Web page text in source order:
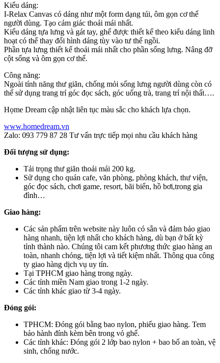
Kiểu dáng:
I-Relax Canvas có dáng như một form dạng túi, ôm gọn cơ thể
người dùng. Tạo cảm giác thoải mái nhất.
Kiểu dáng tựa lưng và gát tay, ghế được thiết kế theo kiểu dáng linh
hoạt có thể thay đổi hình dáng tùy vào tư thế ngồi.
Phần tựa lưng thiết kế thoải mái nhất cho phần sống lưng. Nâng đỡ
cột sống và ôm gọn cơ thể.
Công năng:
Ngoài tính năng thư giãn, chống mỏi sống lưng người dùng còn có
thể sử dụng trang trí góc đọc sách, góc uống trà, trang trí nội thất….
Họme Dream cập nhật liên tục màu sắc cho khách lựa chọn.
www.homedream.vn
Zalo: 093 779 87 28 Tư vấn trực tiếp mọi nhu cầu khách hàng
Đối tượng sử dụng:
Tải trọng thư giãn thoải mái 200 kg.
Sử dụng cho quán cafe, văn phòng, phòng khách, thư viện,
góc đọc sách, chơi game, resort, bãi biển, hồ bơi,trong gia
đình…
Giao hàng:
Các sản phẩm trên website này luôn có sẵn và đảm bảo giao
hàng nhanh, tiện lợi nhất cho khách hàng, dù bạn ở bất kỳ
tỉnh thành nào. Chúng tôi cam kết phương thức giao hàng an
toàn, nhanh chóng, tiện lợi và tiết kiệm nhất. Thông qua công
ty giao hàng dịch vụ uy tín.
Tại TPHCM giao hàng trong ngày.
Các tỉnh miền Nam giao trong 1-2 ngày.
Các tỉnh khác giao từ 3-4 ngày.
Đóng gói:
TPHCM: Đóng gói bằng bao nylon, phiếu giao hàng. Tem
bảo hành đính kèm bên trong vỏ ghế.
Các tỉnh khác: Đóng gói 2 lớp bao nylon + bao bố an toàn, vệ
sinh, chống nước.